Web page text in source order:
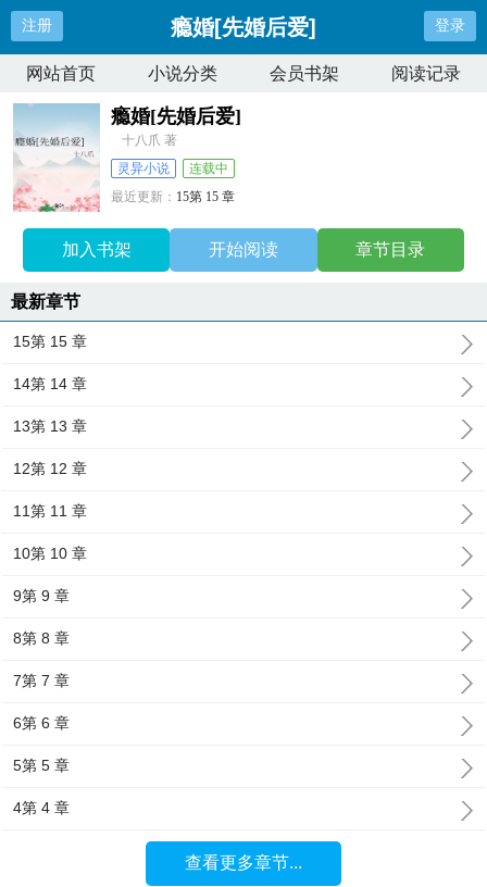
注册 瘾婚[先婚后爱] 登录
网站首页 小说分类 会员书架 阅读记录
瘾婚[先婚后爱]
十八爪 著
灵异小说
连载中
最近更新： 15第 15 章
加入书架 开始阅读 章节目录
最新章节
15第 15 章
14第 14 章
13第 13 章
12第 12 章
11第 11 章
10第 10 章
9第 9 章
8第 8 章
7第 7 章
6第 6 章
5第 5 章
4第 4 章
查看更多章节...